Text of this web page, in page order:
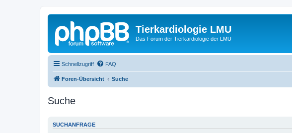
Tierkardiologie LMU
Das Forum der Tierkardiologie der LMU
Schnellzugriff FAQ
Foren-Übersicht Suche
Suche
SUCHANFRAGE